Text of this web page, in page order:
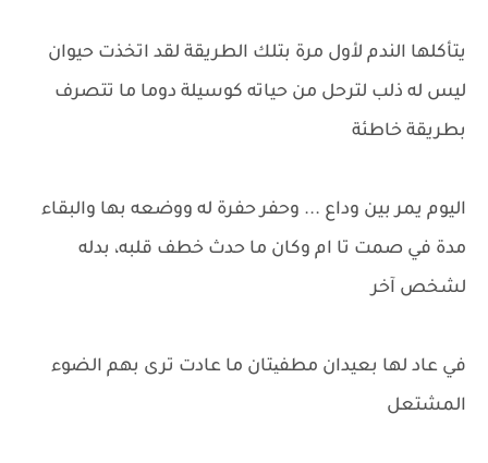
يتأكلها الندم لأول مرة بتلك الطريقة لقد اتخذت حيوان
ليس له ذلب لترحل من حياته كوسيلة دوما ما تتصرف
بطريقة خاطئة
اليوم يمر بين وداع ... وحفر حفرة له ووضعه بها والبقاء
مدة في صمت تا ام وكان ما حدث خطف قلبه، بدله
لشخص آخر
في عاد لها بعيدان مطفیتان ما عادت ترى بهم الضوء
المشتعل